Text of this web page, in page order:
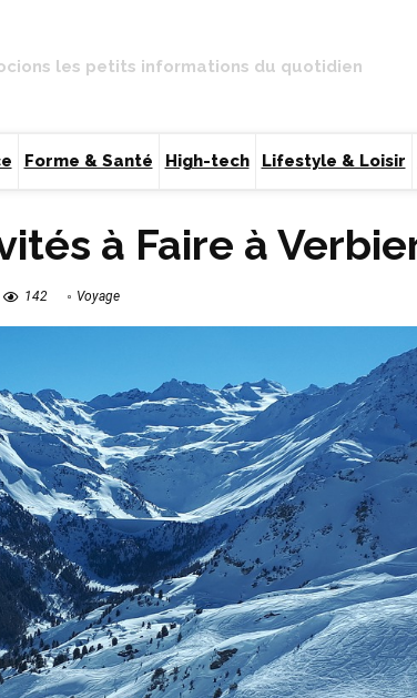
les petits informations du quotidien
Forme & Santé High-tech Lifestyle & Loisir
à Faire à
142 Voyage